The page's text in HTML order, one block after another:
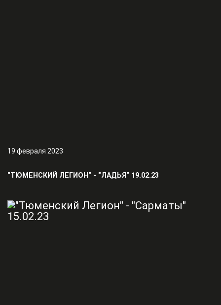
19 февраля 2023
"ТЮМЕНСКИЙ ЛЕГИОН" - "ЛАДЬЯ" 19.02.23